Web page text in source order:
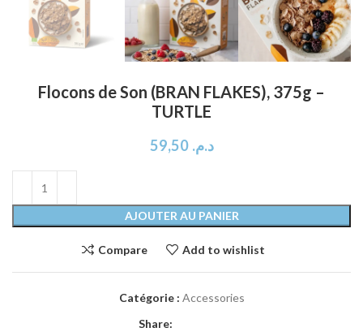
Flocons de Son (BRAN FLAKES), 375g –
TURTLE
د.م. 59,50
AJOUTER AU PANIER
Compare Add to wishlist
Catégorie : Accessories
Share: